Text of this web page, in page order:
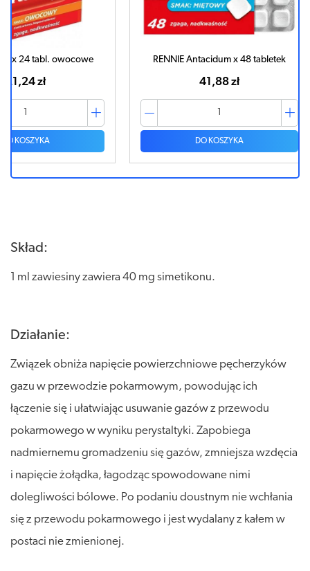
RENNIE Antacidum x 48 tabletek
Skład:
1 ml zawiesiny zawiera 40 mg simetikonu.
Działanie:
Związek obniża napięcie powierzchniowe pęcherzyków
gazu w przewodzie pokarmowym, powodując ich
łączenie się i ułatwiając usuwanie gazów z przewodu
pokarmowego w wyniku perystaltyki. Zapobiega
nadmiernemu gromadzeniu się gazów, zmniejsza wzdęcia
i napięcie żołądka, łagodząc spowodowane nimi
dolegliwości bólowe. Po podaniu doustnym nie wchłania
się z przewodu pokarmowego i jest wydalany z kałem w
postaci nie zmienionej.